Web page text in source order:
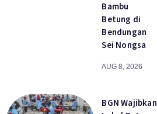
Bambu
Betung di
Bendungan
Sei Nongsa
AUG 8, 2026
BGN Wajibkan